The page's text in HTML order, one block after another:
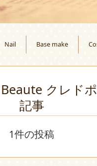
Nail Base make
クレド
記事
1件の投稿